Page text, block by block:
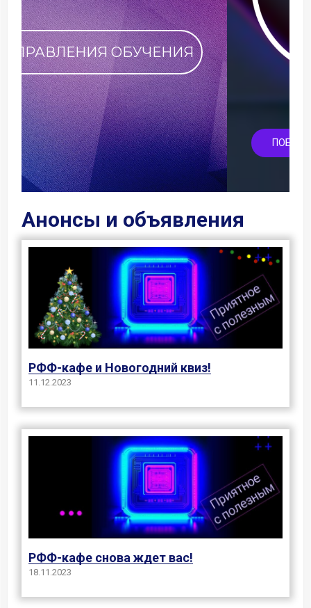
ПОБЛАГОДАРИТЬ ФАКУЛЬТЕТ
Анонсы и объявления
РФФ-кафе и Новогодний квиз!
11.12.2023
РФФ-кафе снова ждет вас!
18.11.2023